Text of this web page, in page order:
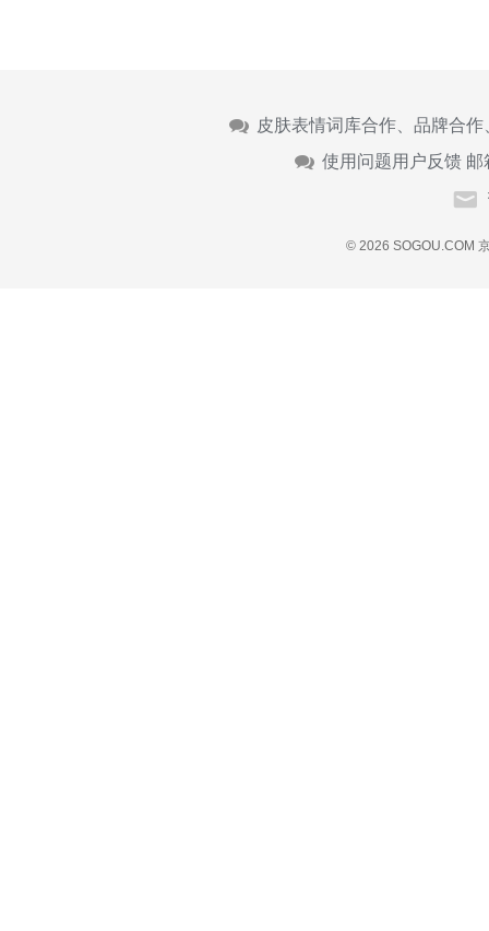
皮肤表情词库合作、品牌合
使用问题用户反馈 邮
© 2026 SOGOU.COM